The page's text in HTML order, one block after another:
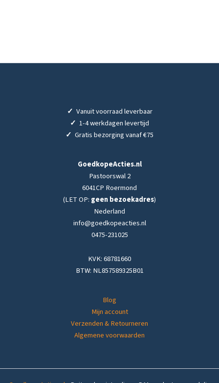
✓ Vanuit voorraad leverbaar
✓ 1-4 werkdagen levertijd
✓ Gratis bezorging vanaf €75
GoedkopeActies.nl
Pastoorswal 2
6041CP Roermond
(LET OP: geen bezoekadres)
Nederland
info@goedkopeacties.nl
0475-231025
KVK: 68781660
BTW: NL857589325B01
Blog
Mijn account
Verzenden & Retourneren
Algemene voorwaarden